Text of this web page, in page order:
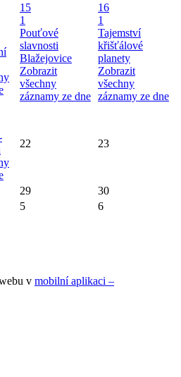
15
1
Pouťové
slavnosti
Blažejovice
Zobrazit
všechny
záznamy ze dne
16
1
Tajemství
křišťálové
planety
Zobrazit
všechny
záznamy ze dne
22 23
29
30
5 6
v mobilní aplikaci –